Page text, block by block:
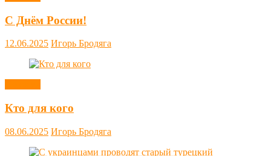
С Днём России!
12.06.2025 Игорь Бродяга
Кто для кого
08.06.2025 Игорь Бродяга